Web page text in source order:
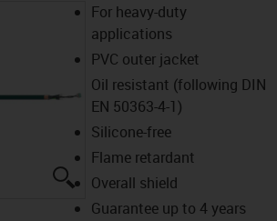
igus-icon-lupe
For heavy-duty
applications
PVC outer jacket
Oil resistant (following DIN
EN 50363-4-1)
Silicone-free
Flame retardant
Overall shield
Guarantee up to 4 years